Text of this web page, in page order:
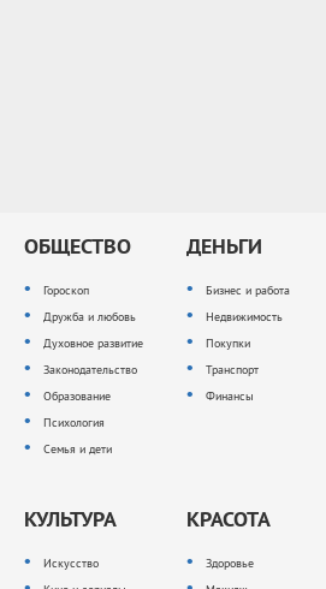
ОБЩЕСТВО
Гороскоп
Дружба и любовь
Духовное развитие
Законодательство
Образование
Психология
Семья и дети
ДЕНЬГИ
Бизнес и работа
Недвижимость
Покупки
Транспорт
Финансы
КУЛЬТУРА
Искусство
КРАСОТА
Здоровье